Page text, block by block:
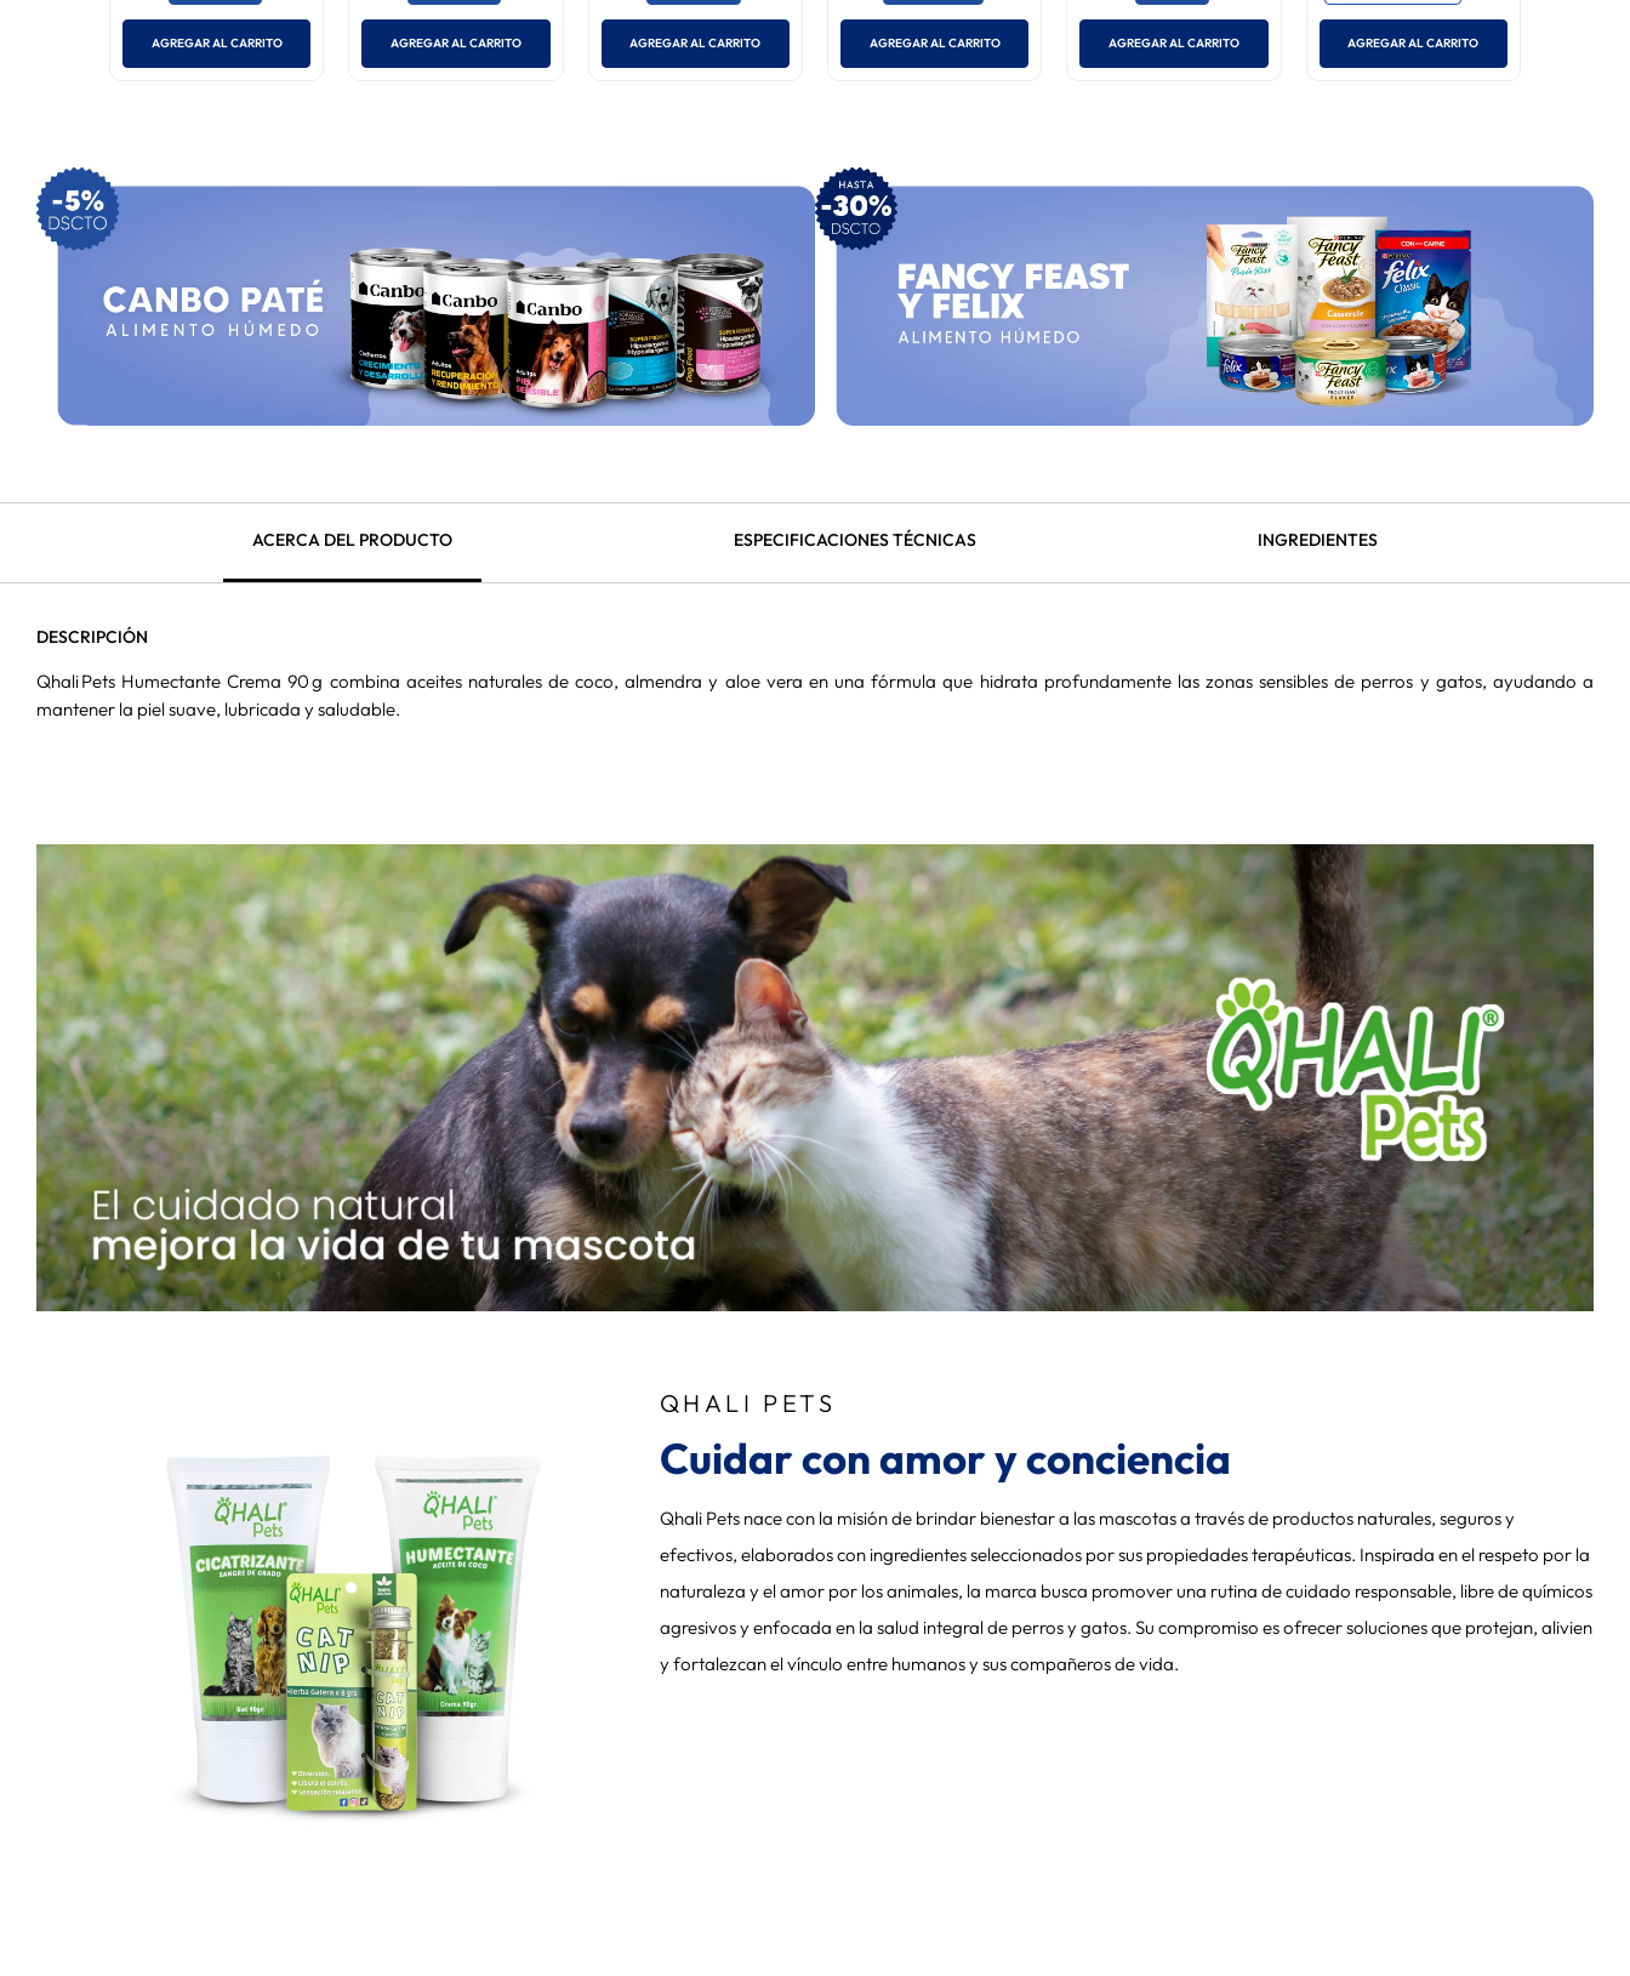
AGREGAR AL CARRITO AGREGAR AL CARRITO AGREGAR AL CARRITO AGREGAR AL CARRITO AGREGAR AL CARRITO AGREGAR AL CARRITO
ACERCA DEL PRODUCTO ESPECIFICACIONES TÉCNICAS INGREDIENTES
DESCRIPCIÓN
Qhali Pets Humectante Crema 90 g combina aceites naturales de coco, almendra y aloe vera en una fórmula que hidrata profundamente las zonas sensibles de perros y gatos, ayudando a
mantener la piel suave, lubricada y saludable.
QHALI PETS
Cuidar con amor y conciencia
Qhali Pets nace con la misión de brindar bienestar a las mascotas a través de productos naturales, seguros y
efectivos, elaborados con ingredientes seleccionados por sus propiedades terapéuticas. Inspirada en el respeto por la
naturaleza y el amor por los animales, la marca busca promover una rutina de cuidado responsable, libre de químicos
agresivos y enfocada en la salud integral de perros y gatos. Su compromiso es ofrecer soluciones que protejan, alivien
y fortalezcan el vínculo entre humanos y sus compañeros de vida.